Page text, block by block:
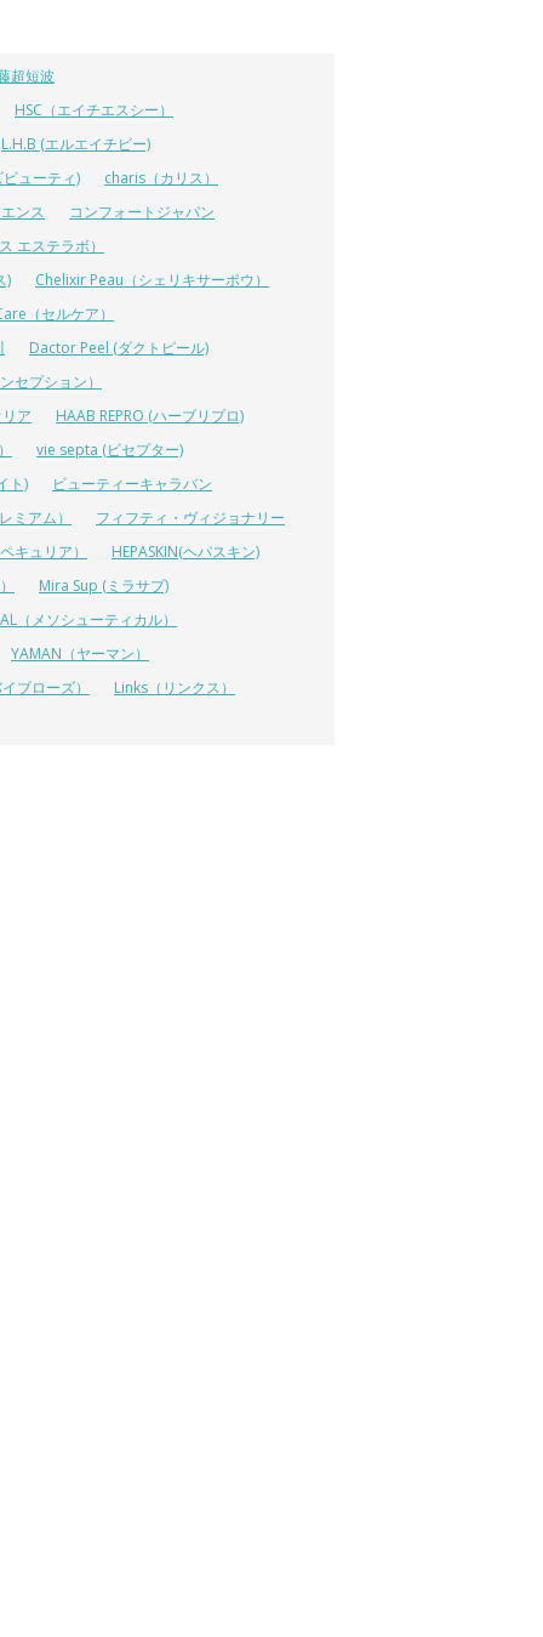
超短波
HSC（エイチエスシー）
L.H.B (エルエイチビー)
ューティ)
charis（カリス）
ンス
コンフォートジャパン
エステラボ）
)
Chelixir Peau（シェリキサーポウ）
（セルケア）
Dactor Peel (ダクトピール)
セプション）
ア
HAAB REPRO (ハーブリプロ)
vie septa (ビセプター)
ト)
ビューティーキャラバン
ミアム）
フィフティ・ヴィジョナリー
キュリア）
HEPASKIN(ヘパスキン)
Mira Sup (ミラサプ)
（メソシューティカル）
YAMAN（ヤーマン）
ブローズ）
Links（リンクス）